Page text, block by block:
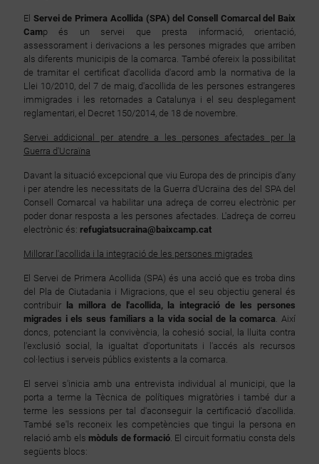
El Servei de Primera Acollida (SPA) del Consell Comarcal del Baix
Camp és un servei que presta informació, orientació,
assessorament i derivacions a les persones migrades que arriben
als diferents municipis de la comarca. També ofereix la possibilitat
de tramitar el certificat d'acollida d'acord amb la normativa de la
Llei 10/2010, del 7 de maig, d'acollida de les persones estrangeres
immigrades i les retornades a Catalunya i el seu desplegament
reglamentari, el Decret 150/2014, de 18 de novembre.
Servei addicional per atendre a les persones afectades per la
Guerra d'Ucraïna
Davant la situació excepcional que viu Europa des de principis d'any
i per atendre les necessitats de la Guerra d'Ucraïna des del SPA del
Consell Comarcal va habilitar una adreça de correu electrònic per
poder donar resposta a les persones afectades. L'adreça de correu
electrònic és: refugiatsucraina@baixcamp.cat
Millorar l'acollida i la integració de les persones migrades
El Servei de Primera Acollida (SPA) és una acció que es troba dins
del Pla de Ciutadania i Migracions, que el seu objectiu general és
contribuir
la millora de l'acollida, la integració de les persones
migrades i els seus familiars a la vida social de la comarca. Així
doncs, potenciant la convivència, la cohesió social, la lluita contra
l'exclusió social, la igualtat d'oportunitats i l'accés als recursos
col·lectius i serveis públics existents a la comarca.
El servei s'inicia amb una entrevista individual al municipi, que la
porta a terme la Tècnica de polítiques migratòries i també dur a
terme les sessions per tal d'aconseguir la certificació d'acollida.
També se'ls reconeix les competències que tingui la persona en
relació amb els mòduls de formació. El circuit formatiu consta dels
següents blocs: